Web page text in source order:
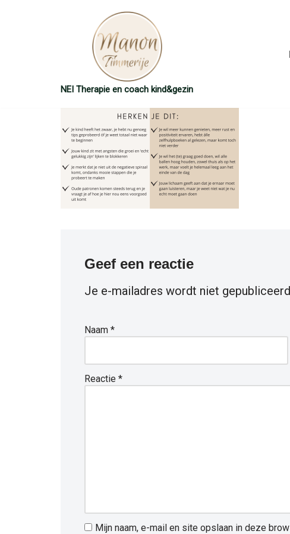
NEI Therapie en coach kind&gezin
Geef een reactie
Je e-mailadres wordt niet
Naam *
Reactie *
Mijn naam, e-mail en site opslaan in deze